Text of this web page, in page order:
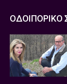
ΟΔΟΙΠΟΡΙΚΟ